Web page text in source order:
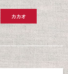
カカオ